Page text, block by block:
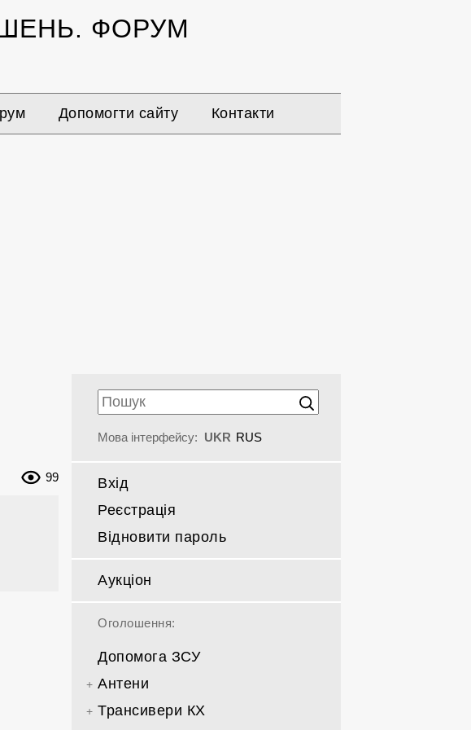
ФОРУМ
Допомогти сайту Контакти
99
Мова інтерфейсу: UKR RUS
Вхід
Реєстрація
Відновити пароль
Аукціон
Оголошення:
Допомога ЗСУ
Антени
Спрямовані КВ
Трансивери КХ